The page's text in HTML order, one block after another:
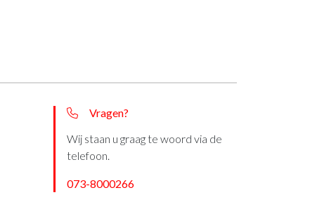
Vragen?
Wij staan u graag te woord via de
telefoon.
073-8000266